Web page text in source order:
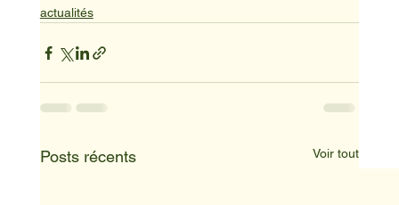
actualités
Posts récents Voir tout